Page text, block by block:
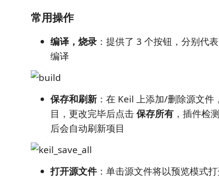
常用操作
编译，烧录 ：提供了 3 个按钮，分别代
编译
保存和刷新 ：在 Keil 上添加/删除源文件
目，更改完毕后点击保存所有 ，插件检
后会自动刷新项目
打开源文件 ：单击源文件将以预览模式